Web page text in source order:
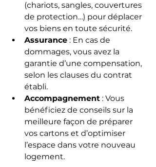
(chariots, sangles, couvertures
de protection…) pour déplacer
vos biens en toute sécurité.
Assurance : En cas de
dommages, vous avez la
garantie d’une compensation,
selon les clauses du contrat
établi.
Accompagnement : Vous
bénéficiez de conseils sur la
meilleure façon de préparer
vos cartons et d’optimiser
l’espace dans votre nouveau
logement.